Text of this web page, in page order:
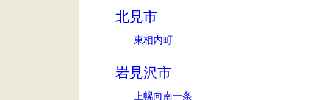
北見市
東相内町
岩見沢市
上幌向南一条